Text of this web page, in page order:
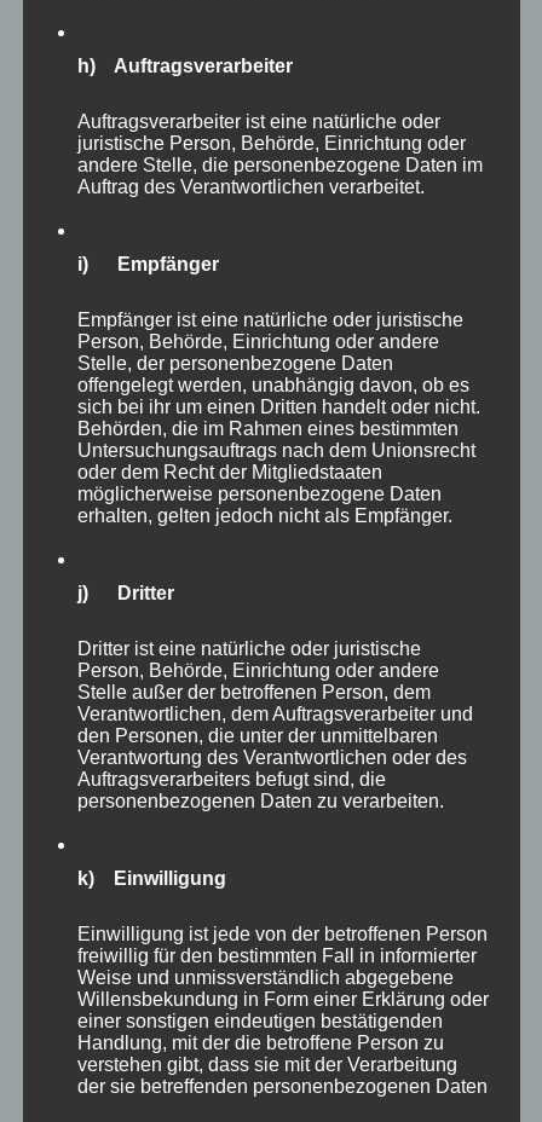
Autor
admin
Veröffentlicht
am
25. November 2019 Kategorien
Allgemein Schlagwörter
Glück
Glück vermehren
Schreibe einen Kommentarzu
Zitat
Woche
Zitat der Woche
Autor
admin
Veröffentlicht
am
18. November 2019 Kategorien
Allgemein
Schlagwörter
Innovation, neue Ideen,neue Ziele
Schreibe einen
Kommentarzu
Zitat
der
Woche
h) Auftragsverarbeiter
Auftragsverarbeiter ist eine natürliche oder
juristische Person, Behörde, Einrichtung oder
andere Stelle, die personenbezogene Daten im
Auftrag des Verantwortlichen verarbeitet.
i) Empfänger
Empfänger ist eine natürliche oder juristische
Person, Behörde, Einrichtung oder andere
Stelle, der personenbezogene Daten
offengelegt werden, unabhängig davon, ob es
sich bei ihr um einen Dritten handelt oder nicht.
Behörden, die im Rahmen eines bestimmten
Untersuchungsauftrags nach dem Unionsrecht
oder dem Recht der Mitgliedstaaten
möglicherweise personenbezogene Daten
erhalten, gelten jedoch nicht als Empfänger.
j) Dritter
Dritter ist eine natürliche oder juristische
Person, Behörde, Einrichtung oder andere
Stelle außer der betroffenen Person, dem
Verantwortlichen, dem Auftragsverarbeiter und
den Personen, die unter der unmittelbaren
Verantwortung des Verantwortlichen oder des
Auftragsverarbeiters befugt sind, die
personenbezogenen Daten zu verarbeiten.
k) Einwilligung
Einwilligung ist jede von der betroffenen Person
freiwillig für den bestimmten Fall in informierter
Weise und unmissverständlich abgegebene
Willensbekundung in Form einer Erklärung oder
einer sonstigen eindeutigen bestätigenden
Handlung, mit der die betroffene Person zu
verstehen gibt, dass sie mit der Verarbeitung
der sie betreffenden personenbezogenen Daten